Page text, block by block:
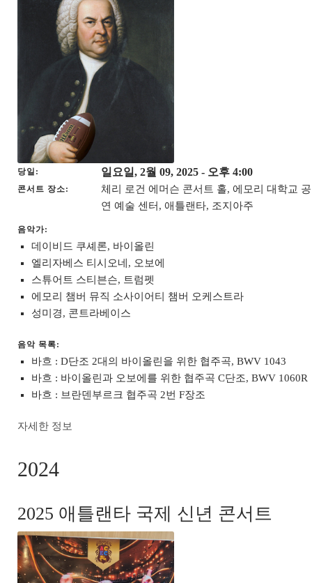
당일 일요일, 2월 09, 2025 - 오후 4:00
콘서트 장소
체리 로건 에머슨 콘서트 홀, 에모리 대학교 공
연 예술 센터, 애틀랜타, 조지아주
음악가:
데이비드 쿠셰론, 바이올린
엘리자베스 티시오네, 오보에
스튜어트 스티븐슨, 트럼펫
에모리 챔버 뮤직 소사이어티 챔버 오케스트라
성미경, 콘트라베이스
음악 목록:
바흐 : D단조 2대의 바이올린을 위한 협주곡, BWV 1043
바흐 : 바이올린과 오보에를 위한 협주곡 C단조, BWV 1060R
바흐 : 브란덴부르크 협주곡 2번 F장조
자세한 정보
2024
2025 애틀랜타 국제 신년 콘서트